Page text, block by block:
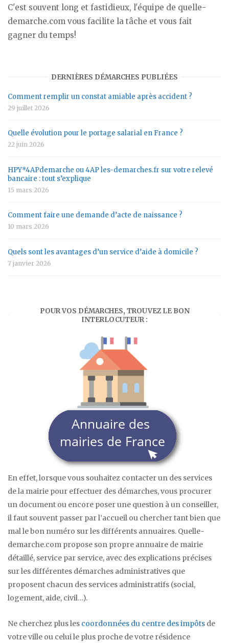
C'est souvent long et fastidieux, l'équipe de quelle-
demarche.com vous facilite la tâche et vous fait
gagner du temps!
DERNIÈRES DÉMARCHES PUBLIÉES
Comment remplir un constat amiable après accident ?
29 juillet 2026
Quelle évolution pour le portage salarial en France ?
22 juin 2026
HPY*4APdemarche ou 4AP les-demarches.fr sur votre relevé
bancaire : tout s’explique
15 mars 2026
Comment faire une demande d’acte de naissance ?
10 mars 2026
Quels sont les avantages d’un service d’aide à domicile ?
7 janvier 2026
POUR VOS DÉMARCHES, TROUVEZ LE BON
INTERLOCUTEUR :
En effet, lorsque vous souhaitez contacter un des services
de la mairie pour effectuer des démarches, vous procurer
un document ou encore poser une question à un conseiller,
il faut souvent passer par l’accueil ou chercher tant bien que
mal le bon numéro sur les différents annuaires. Quelle-
demarche.com propose son propre annuaire de mairie
détaillé, service par service, avec des explications précises
sur les différentes démarches administratives que
proposent chacun des services administratifs (social,
logement, aide, civil…).
Ne cherchez plus les coordonnées du centre des impôts de
votre ville ou celui le plus proche de votre résidence